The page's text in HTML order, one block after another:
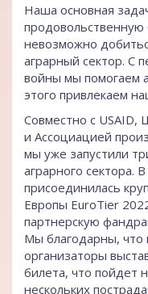
Наша основная
продовольственную
невозможно
аграрный сектор. С
войны мы помогаем
этого привлекаем
Совместно с USAID,
и Ассоциацией
мы уже запустили
аграрного сектора.
присоединилась
Европы EuroTier
партнерскую
Мы благодарны, что
организаторы
билета, что пойдет
нескольких